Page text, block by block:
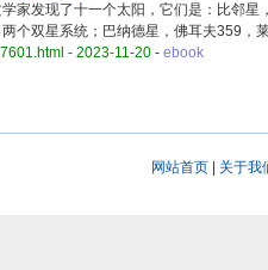
家发现了十一个太阳，它们是：比邻
个双星系统；巴纳德星，佛耳夫359，
- 2023-11-20 - ebook
网站首页| 关于我